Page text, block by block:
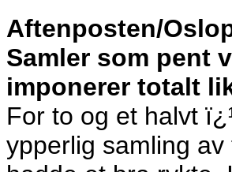
Aftenposten/
Samler som pent
imponerer totalt
For to og et halvt
ypperlig samling